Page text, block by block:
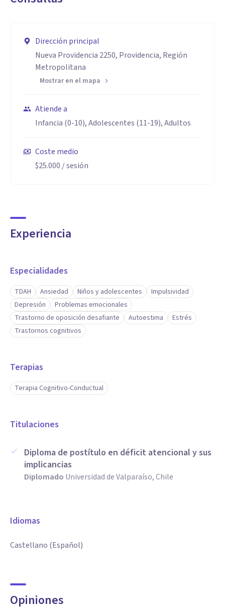
Dirección principal
Nueva Providencia 2250, Providencia, Región
Metropolitana
Mostrar en el mapa
Atiende a
Infancia (0-10), Adolescentes (11-19), Adultos
Coste medio
$25.000 / sesión
Experiencia
Especialidades
TDAH Ansiedad Niños y adolescentes
Impulsividad
Depresión
Problemas emocionales
Trastorno de oposición desafiante
Autoestima
Estrés
Trastornos cognitivos
Terapias
Terapia Cognitivo-Conductual
Titulaciones
Diploma de postítulo en déficit atencional y sus
implicancias
Diplomado Universidad de Valparaíso, Chile
Idiomas
Castellano (Español)
Opiniones